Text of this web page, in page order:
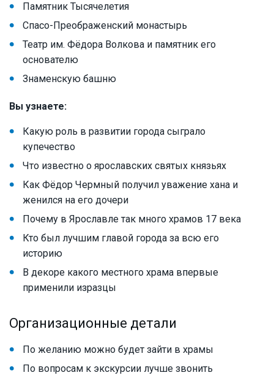
Памятник Тысячелетия
Спасо-Преображенский монастырь
Театр им. Фёдора Волкова и памятник его
основателю
Знаменскую башню
Вы узнаете:
Какую роль в развитии города сыграло
купечество
Что известно о ярославских святых князьях
Как Фёдор Чермный получил уважение хана и
женился на его дочери
Почему в Ярославле так много храмов 17 века
Кто был лучшим главой города за всю его
историю
В декоре какого местного храма впервые
применили изразцы
Организационные детали
По желанию можно будет зайти в храмы
По вопросам к экскурсии лучше звонить